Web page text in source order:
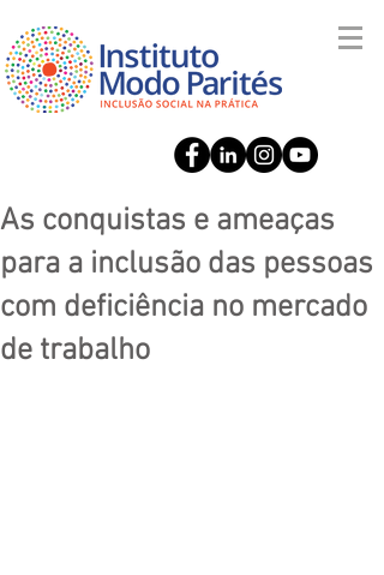
As conquistas e ameaças
para a inclusão das pessoas
com deficiência no mercado
de trabalho